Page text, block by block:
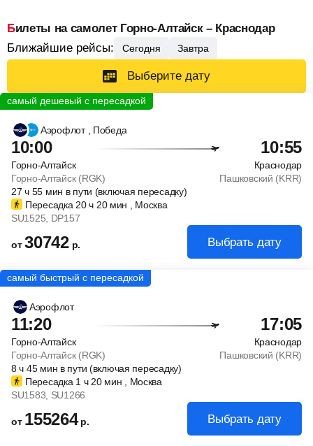
Билеты на самолет Горно-Алтайск – Краснодар
Ближайшие рейсы:
Сегодня Завтра
Выберите дату
Аэрофлот , Победа
10:00 10:55
Горно-Алтайск
Краснодар
Горно-Алтайск (RGK)
Пашковский (KRR)
27ч55 мин в пути (включая пересадку)
Пересадка 20ч 20 мин , Москва
SU1525 , DP157
от30742 р. Выбрать дату
Аэрофлот
11:20 17:05
Горно-Алтайск
Краснодар
Горно-Алтайск (RGK)
Пашковский (KRR)
8ч 45 мин в пути (включая пересадку)
Пересадка 1 ч20 мин , Москва
SU1583 , SU1266
от 155264 р. Выбрать дату